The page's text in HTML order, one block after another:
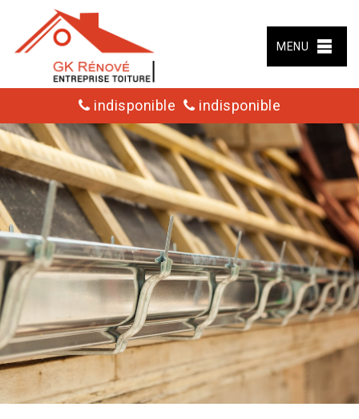
MENU
indisponible indisponible